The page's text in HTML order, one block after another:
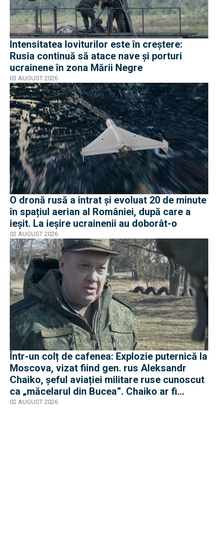
Intensitatea loviturilor este în creștere:
Rusia continuă să atace nave și porturi
ucrainene în zona Mării Negre
03 AUGUST 2026
O dronă rusă a intrat și evoluat 20 de minute
în spațiul aerian al României, după care a
ieșit. La ieșire ucrainenii au doborât-o
02 AUGUST 2026
Într-un colț de cafenea: Explozie puternică la
Moscova, vizat fiind gen. rus Aleksandr
Chaiko, șeful aviației militare ruse cunoscut
ca „măcelarul din Bucea”. Chaiko ar fi
supraviețuit
02 AUGUST 2026